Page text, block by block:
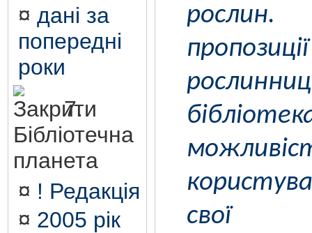
¤ дані за
попередні
роки
7.
Бібліотечна
планета
¤ ! Редакція
¤ 2005 рік
свої